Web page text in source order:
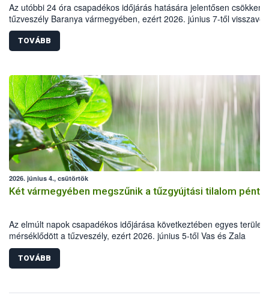
Az utóbbi 24 óra csapadékos időjárás hatására jelentősen csökkent
tűzveszély Baranya vármegyében, ezért 2026. június 7-től
a tűzgyújtási tilalmat
TOVÁBB
2026. június 4., csütörtök
Két vármegyében megszűnik a tűzgyújtási tilalom
Az elmúlt napok csapadékos időjárása következtében egyes
mérséklődött a tűzveszély, ezért 2026. június 5-től Vas és Zala
vármegyében a visszavonják a tűzgyújtási tilalmat. A többi vármegye
esetén azonban továbbra is érvényben marad a korlátozás.
TOVÁBB